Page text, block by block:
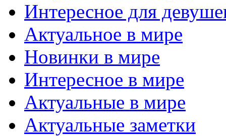
Интересное для
Актуальное в мире
Новинки в мире
Интересное в мире
Актуальные в мире
Актуальные заметки